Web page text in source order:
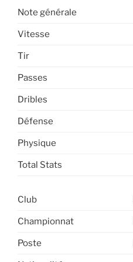
Note générale
Vitesse
Tir
Passes
Dribles
Défense
Physique
Total Stats
Club
Championnat
Poste